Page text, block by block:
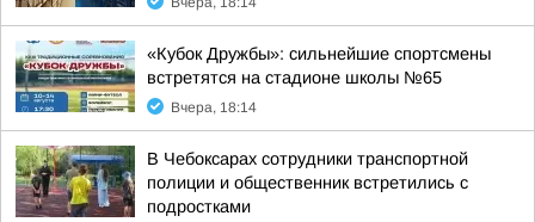
«Кубок Дружбы»: сильнейшие спортсмены
встретятся на стадионе школы №65
Вчера, 18:14
В Чебоксарах сотрудники транспортной
полиции и общественник встретились с
подростками